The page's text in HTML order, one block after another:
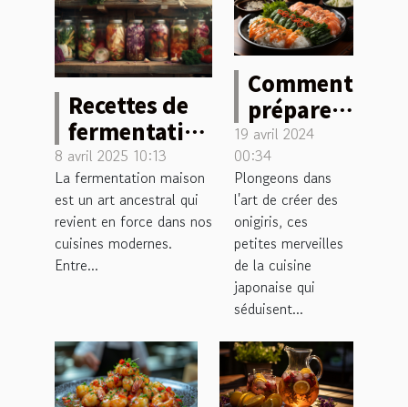
Recettes de
fermentation
maison pour
débutants
conseils et
bienfaits
8 avril 2025 10:13
La fermentation maison
est un art ancestral qui
revient en force dans nos
cuisines modernes.
Entre...
Comment
préparer
des
onigiris
sains et
délicieux
pour
votre
déjeuner
19 avril 2024
00:34
Plongeons dans
l'art de créer des
onigiris, ces
petites merveilles
de la cuisine
japonaise qui
séduisent...